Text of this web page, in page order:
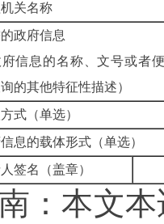
关名称
政府信息
府信息的名称、文号或者
的其他特征性描述）
式（单选）
息的载体形式（单选）
签名（盖章）
本文本